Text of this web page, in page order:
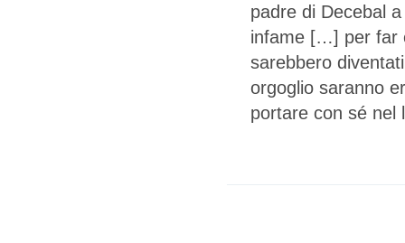
padre di Decebal
infame […] per far
sarebbero
orgoglio saranno
portare con sé nel